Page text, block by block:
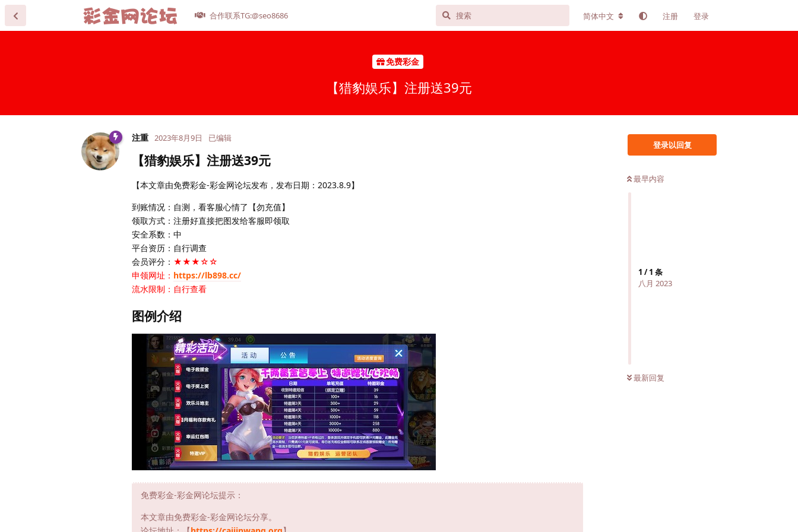
合作联系TG:@seo8686 简体中文 注册 登录
免费彩金
【猎豹娱乐】注册送39元
登录以回复
最早内容
1 /1 条
八月 2023
最新回复
注重 2023年8月9日 已编辑
【猎豹娱乐】注册送39元
【本文章由免费彩金-彩金网论坛发布，发布日期：2023.8.9】
到账情况：自测，看客服心情了【勿充值】
领取方式：注册好直接把图发给客服即领取
安全系数：中
平台资历：自行调查
会员评分： ★★★☆☆
申领网址： https://lb898.cc/
流水限制：自行查看
图例介绍
免费彩金-彩金网论坛提示：
本文章由免费彩金-彩金网论坛分享。